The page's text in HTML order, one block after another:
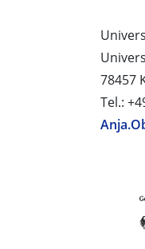
78457
Tel.: